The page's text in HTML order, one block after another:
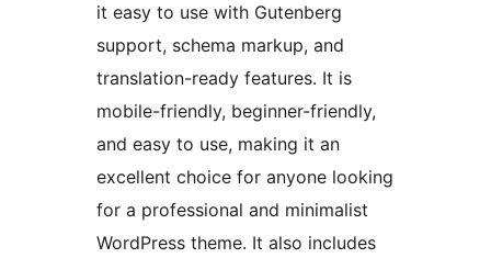
it easy to use with Gutenberg
support, schema markup, and
translation-ready features. It is
mobile-friendly, beginner-friendly,
and easy to use, making it an
excellent choice for anyone looking
for a professional and minimalist
WordPress theme. It also includes